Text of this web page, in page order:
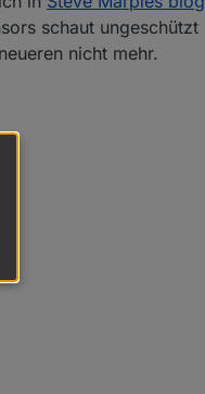
schaut ungeschützt
nicht mehr.